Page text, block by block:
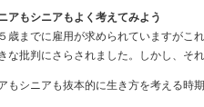
もシニアもよく考えてみよう
歳までに雇用が求められていますがこ
な批判にさらされました。しかし、そ
シニアも抜本的に生き方を考える時